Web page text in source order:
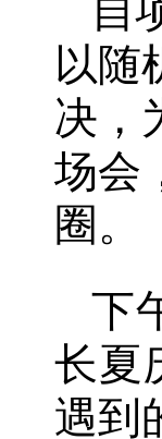
自
以随
决，
场会
圈。
下
长夏
遇到